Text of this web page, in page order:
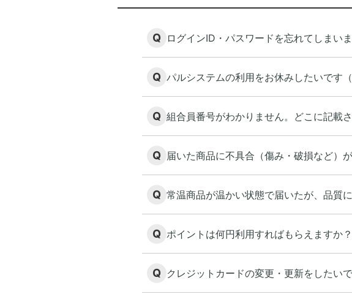
Q ログインID・パスワードを忘れてしまい
Q パルシステムの利用をお休みしたいです
Q 組合員番号がわかりません。どこに記載
Q 届いた商品に不具合（傷み・破損など）
Q 常温商品が温かい状態で届いたが、品質
Q ポイントは何円利用すればもらえますか？
Q クレジットカードの変更・更新をしたい